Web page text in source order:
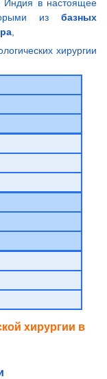
в настоящее
из базных
хирургии
хирургии в